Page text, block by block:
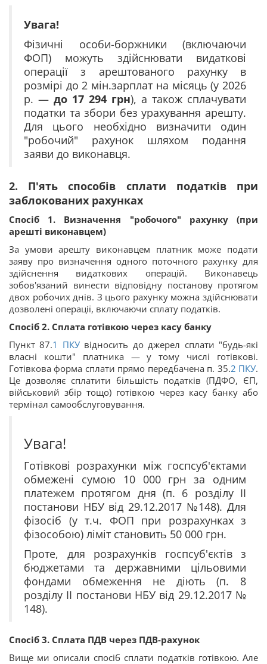
Увага!
Фізичні особи-боржники (включаючи
ФОП) можуть здійснювати видаткові
операції з арештованого рахунку в
розмірі до 2 мін.зарплат на місяць (у 2026
р. — до 17 294 грн), а також сплачувати
податки та збори без урахування арешту.
Для цього необхідно визначити один
"робочий" рахунок шляхом подання
заяви до виконавця.
2. П'ять способів сплати податків при
заблокованих рахунках
Спосіб 1. Визначення "робочого" рахунку (при
арешті виконавцем)
За умови арешту виконавцем платник може подати
заяву про визначення одного поточного рахунку для
здійснення видаткових операцій. Виконавець
зобов'язаний винести відповідну постанову протягом
двох робочих днів. З цього рахунку можна здійснювати
дозволені операції, включаючи сплату податків.
Спосіб 2. Сплата готівкою через касу банку
Пункт 87.1 ПКУвідносить до джерел сплати "будь-які
власні кошти" платника — у тому числі готівкові.
Готівкова форма сплати прямо передбачена п. 35.2 ПКУ.
Це дозволяє сплатити більшість податків (ПДФО, ЄП,
військовий збір тощо) готівкою через касу банку або
термінал самообслуговування.
Увага!
Готівкові розрахунки між госпсуб'єктами
обмежені сумою 10 000 грн за одним
платежем протягом дня (п. 6 розділу II
постанови НБУ від 29.12.2017 №148). Для
фізосіб (у т.ч. ФОП при розрахунках з
фізособою) ліміт становить 50 000 грн.
Проте, для розрахунків госпсуб'єктів з
бюджетами та державними цільовими
фондами обмеження не діють (п. 8
розділу ІІ постанови НБУ від 29.12.2017 №
148).
Спосіб 3. Сплата ПДВ через ПДВ-рахунок
Вище ми описали спосіб сплати податків готівкою. Але